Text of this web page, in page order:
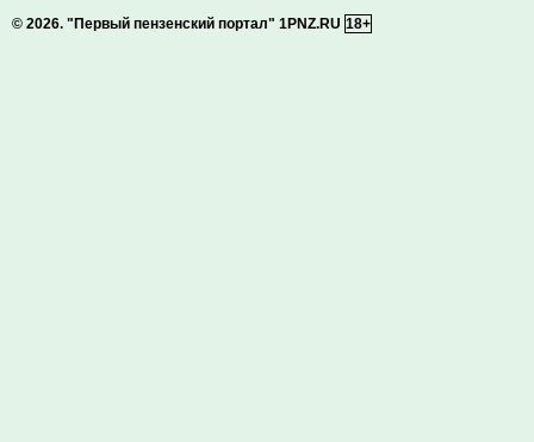
© 2026. "Первый пензенский портал" 1PNZ.RU 18+